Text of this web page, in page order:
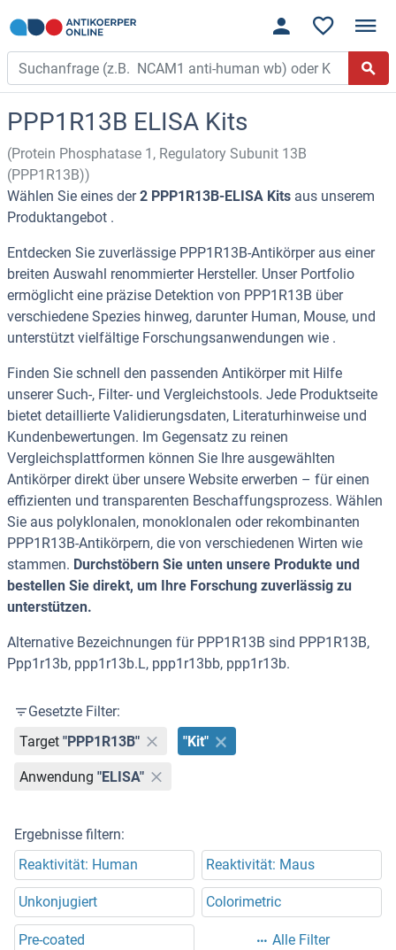
PPP1R13B ELISA Kits
(Protein Phosphatase 1, Regulatory Subunit 13B
(PPP1R13B))
Wählen Sie eines der2 PPP1R13B-ELISA Kits aus unserem
Produktangebot .
Entdecken Sie zuverlässige PPP1R13B-Antikörper aus einer
breiten Auswahl renommierter Hersteller. Unser Portfolio
ermöglicht eine präzise Detektion von PPP1R13B über
verschiedene Spezies hinweg, darunter Human, Mouse, und
unterstützt vielfältige Forschungsanwendungen wie .
Finden Sie schnell den passenden Antikörper mit Hilfe
unserer Such-, Filter- und Vergleichstools. Jede Produktseite
bietet detaillierte Validierungsdaten, Literaturhinweise und
Kundenbewertungen. Im Gegensatz zu reinen
Vergleichsplattformen können Sie Ihre ausgewählten
Antikörper direkt über unsere Website erwerben – für einen
effizienten und transparenten Beschaffungsprozess. Wählen
Sie aus polyklonalen, monoklonalen oder rekombinanten
PPP1R13B-Antikörpern, die von verschiedenen Wirten wie
stammen. Durchstöbern Sie unten unsere Produkte und
bestellen Sie direkt, um Ihre Forschung zuverlässig zu
unterstützen.
Alternative Bezeichnungen für PPP1R13B sind PPP1R13B,
Ppp1r13b, ppp1r13b.L, ppp1r13bb, ppp1r13b.
Gesetzte Filter:
Target "PPP1R13B" "Kit"
Anwendung "ELISA"
Ergebnisse filtern:
Reaktivität: Human
Reaktivität: Maus
Unkonjugiert Colorimetric
Pre-coated Alle Filter